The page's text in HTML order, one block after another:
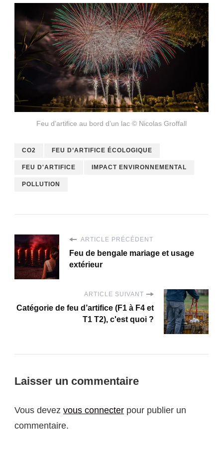
Feu d’artifice au bord d’un lac © Nicolas Groffall
CO2 FEU D’ARTIFICE ÉCOLOGIQUE
FEU D'ARTIFICE IMPACT ENVIRONNEMENTAL
POLLUTION
ARTICLE PRÉCÉDENT
Feu de bengale mariage et usage
extérieur
ARTICLE SUIVANT
Catégorie de feu d’artifice (F1 à F4 et
T1 T2), c'est quoi ?
Laisser un commentaire
Vous devez vous connecter pour publier un
commentaire.